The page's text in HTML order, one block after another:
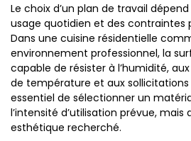
Le choix d’un plan de travail
usage quotidien et des contraintes
Dans une cuisine résidentielle
environnement professionnel, la
capable de résister à l’humidité,
de température et aux
essentiel de sélectionner un
l’intensité d’utilisation prévue, mais
esthétique recherché.